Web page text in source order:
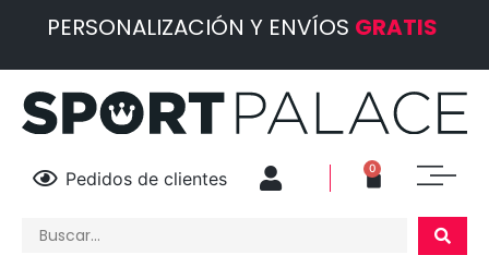
PERSONALIZACIÓN Y ENVÍOS GRATIS
Pedidos de clientes 0